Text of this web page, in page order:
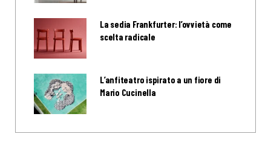
La sedia Frankfurter: l’ovvietà come
scelta radicale
L’anfiteatro ispirato a un fiore di
Mario Cucinella